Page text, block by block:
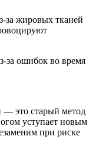
за жировых тканей
за ошибок во время
— это старый метод
уступает новым
при риске